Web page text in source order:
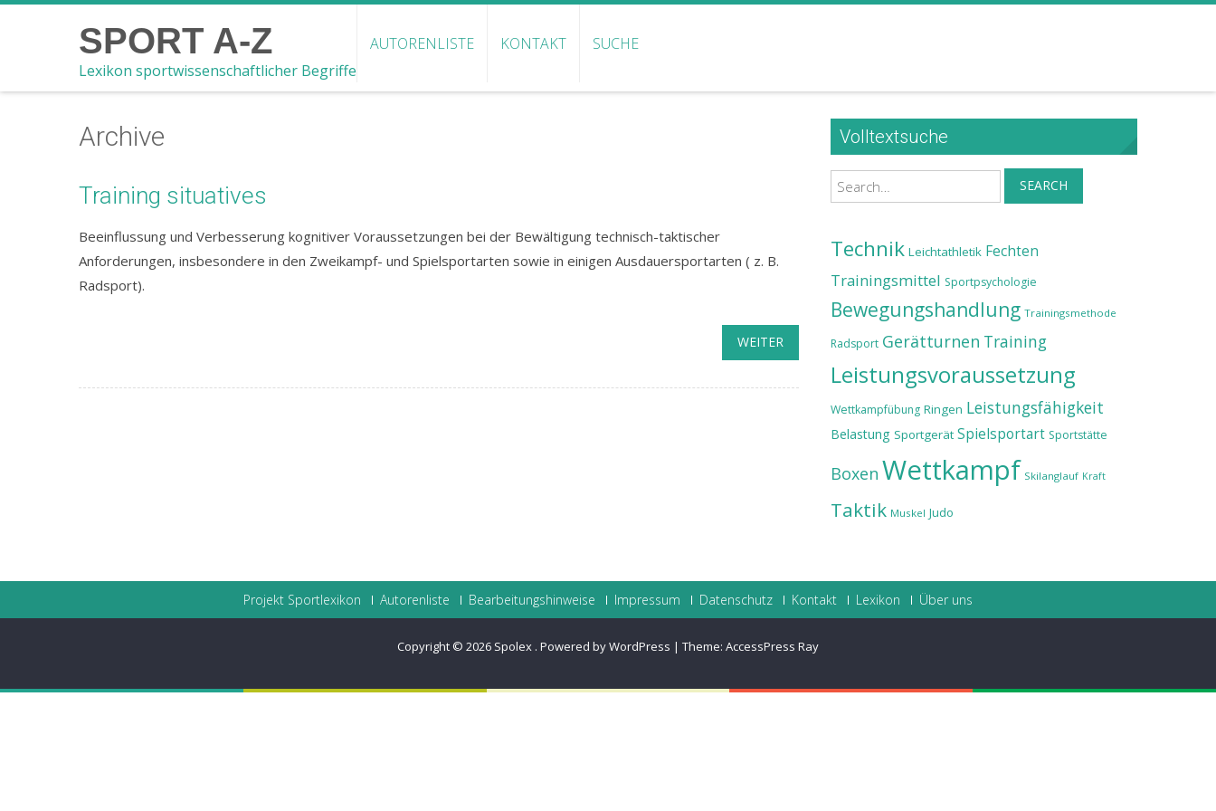
SPORT A-Z
Lexikon sportwissenschaftlicher Begriffe
AUTORENLISTE KONTAKT SUCHE
Archive
Training situatives
Beeinflussung und Verbesserung kognitiver Voraussetzungen bei der Bewältigung technisch-taktischer
Anforderungen, insbesondere in den Zweikampf- und Spielsportarten sowie in einigen Ausdauersportarten ( z. B.
Radsport).
WEITER
Volltextsuche
Search SEARCH
Technik Leichtathletik Fechten
Trainingsmittel Sportpsychologie
Bewegungshandlung Trainingsmethode
Radsport Gerätturnen Training
Leistungsvoraussetzung
Wettkampfübung Ringen Leistungsfähigkeit
Belastung Sportgerät Spielsportart Sportstätte
Boxen Wettkampf Skilanglauf Kraft
Taktik Muskel Judo
Projekt Sportlexikon Autorenliste Bearbeitungshinweise Impressum Datenschutz Kontakt Lexikon Über uns
Copyright © 2026 Spolex . Powered by WordPress | Theme: AccessPress Ray